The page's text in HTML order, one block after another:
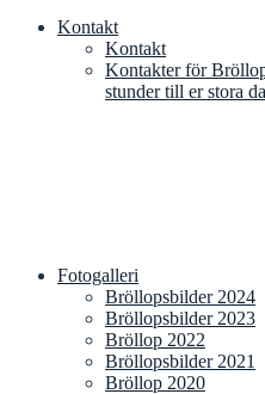
Kontakt
Kontakt
Kontakter för
stunder till er stora
Fotogalleri
Bröllopsbilder 2024
Bröllopsbilder 2023
Bröllop 2022
Bröllopsbilder 2021
Bröllop 2020